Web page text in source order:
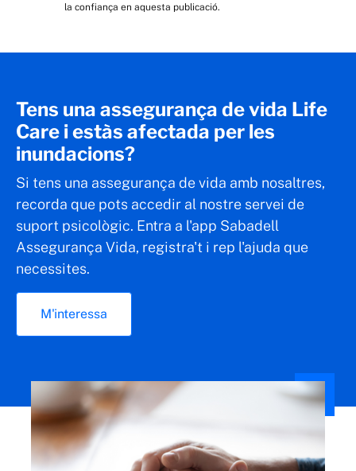
la confiança en aquesta publicació.
Tens una assegurança de vida Life
Care i estàs afectada per les
inundacions?
Si tens una assegurança de vida amb nosaltres,
recorda que pots accedir al nostre servei de
suport psicològic. Entra a l'app Sabadell
Assegurança Vida, registra't i rep l'ajuda que
necessites.
M'interessa